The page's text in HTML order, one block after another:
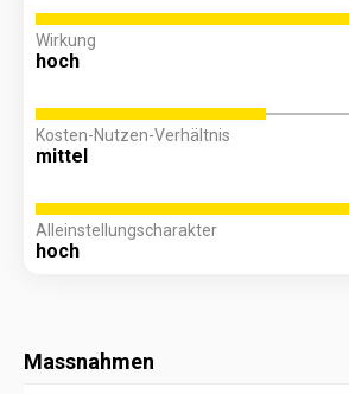
Wirkung
hoch
Kosten-Nutzen-Verhältnis
mittel
Alleinstellungscharakter
hoch
Massnahmen